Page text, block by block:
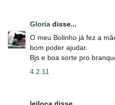
Gloria disse...
O meu Bolinho já fez a
bom poder ajudar.
Bjs e boa sorte pro
4.2.11
leiloca disse...